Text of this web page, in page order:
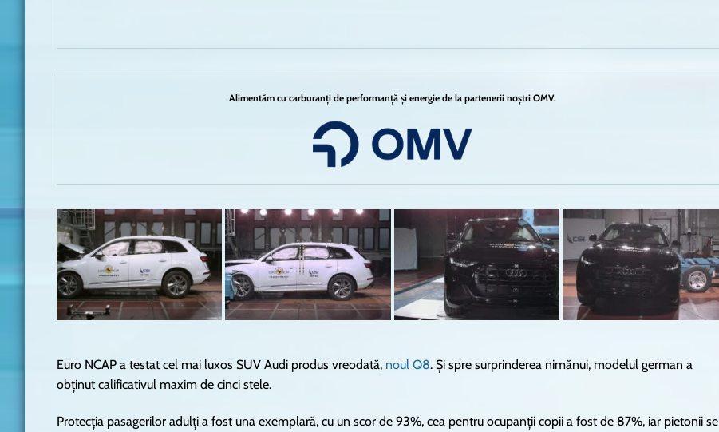
Alimentăm cu carburanți de performanță și energie de la partenerii noștri OMV.
Euro NCAP a testat cel mai luxos SUV Audi produs vreodată, noul Q8. Și spre surprinderea nimănui, modelul german a
obținut calificativul maxim de cinci stele.
Protecția pasagerilor adulți a fost una exemplară, cu un scor de 93%, cea pentru ocupanții copii a fost de 87%, iar pietonii se